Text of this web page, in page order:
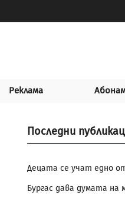
Реклама
Последни
Децата се учат едно
Бургас дава думата на